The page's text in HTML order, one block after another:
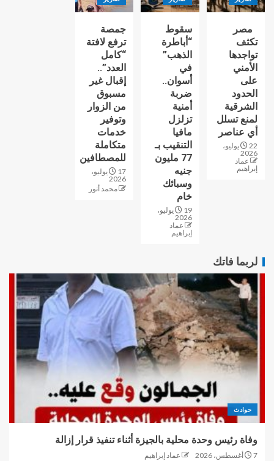
مصر
تكثف
تواجدها
الأمني
على
الحدود
الشرقية
لمنع تسلل
أي عناصر
22 يوليو،
2026
عماد
إبراهيم
سقوط
“أباطرة
الذهب”
في
أسوان..
ضربة
أمنية
تزلزل
مافيا
التنقيب بـ
77 مليون
جنيه
وسبائك
خام
19 يوليو،
2026
عماد
إبراهيم
جمصة
ترفع لافتة
“كامل
العدد”..
إقبال غير
مسبوق
من الزوار
وتوفير
خدمات
متكاملة
للمصطافين
17 يوليو،
2026
محمد أنور
لربما فاتك
حوادث
وفاة رئيس وحدة محلية بالجيزة أثناء تنفيذ قرار إزالة
7 أغسطس، 2026 عماد إبراهيم